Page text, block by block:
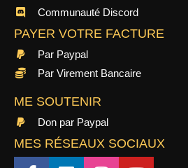
Communauté Discord
PAYER VOTRE FACTURE
Par Paypal
Par Virement Bancaire
ME SOUTENIR
Don par Paypal
MES RÉSEAUX SOCIAUX